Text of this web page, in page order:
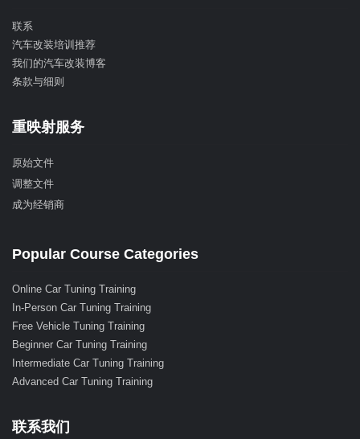
联系
汽车改装培训推荐
我们的汽车改装博客
条款与细则
重映射服务
原始文件
调整文件
成为经销商
Popular Course Categories
Online Car Tuning Training
In-Person Car Tuning Training
Free Vehicle Tuning Training
Beginner Car Tuning Training
Intermediate Car Tuning Training
Advanced Car Tuning Training
联系我们